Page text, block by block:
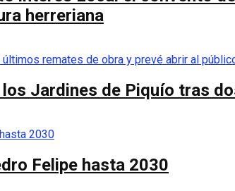
herreriana
los Jardines de Piquío tras
Felipe hasta 2030